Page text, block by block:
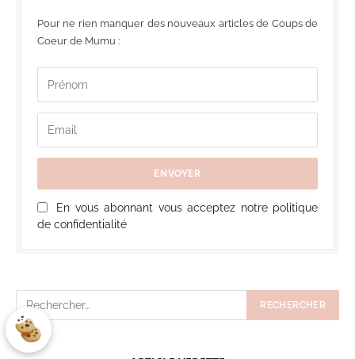
Pour ne rien manquer des nouveaux articles de Coups de
Coeur de Mumu :
En vous abonnant vous acceptez notre politique
de confidentialité